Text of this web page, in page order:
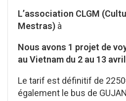
L’association CLGM
Mestras) à
Nous avons 1 projet de
au Vietnam du 2 au 13
Le tarif est définitif de
également le bus de